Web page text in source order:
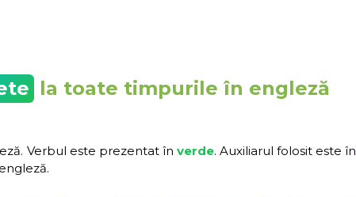
la toate timpurile în engleză
Verbul este prezentat în verde. Auxiliarul folosit este în